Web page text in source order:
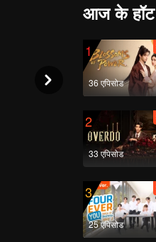
आज के हॉट
1
36 एपिसोड
2
33 एपिसोड
3
25 एपिसोड